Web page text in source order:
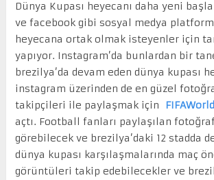
Dünya Kupası heyecanı daha yeni
ve facebook gibi sosyal medya
heyecana ortak olmak isteyenler için
yapıyor. Instagram’da bunlardan bir
brezilya’da devam eden dünya kupası
instagram üzerinden de en güzel
takipçileri ile paylaşmak için
açtı. Football fanları paylaşılan
görebilecek ve brezilya’daki 12 stadda
dünya kupası karşılaşmalarında maç
görüntüleri takip edebilecekler ve